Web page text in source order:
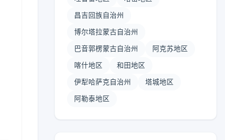
昌吉回族自治州
博尔塔拉蒙古自治州
巴音郭楞蒙古自治州 阿克苏地区
喀什地区 和田地区
伊犁哈萨克自治州 塔城地区
阿勒泰地区